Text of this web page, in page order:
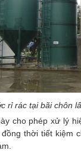
rỉ rác tại bãi chôn
cho phép xử lý
thời tiết